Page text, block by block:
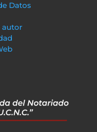
Datos
autor